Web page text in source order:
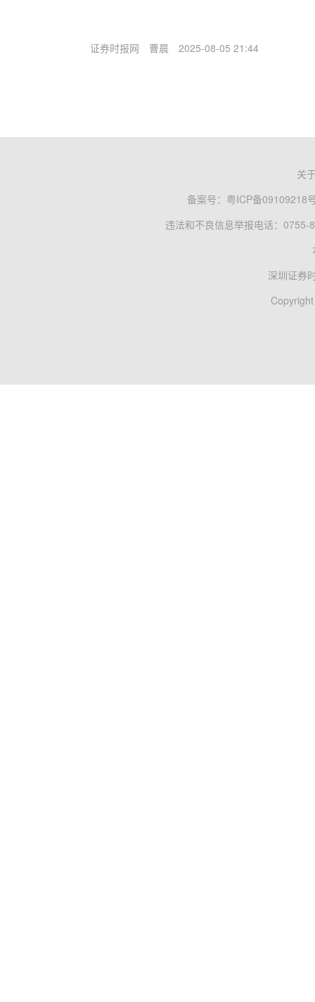
证券时报网 曹晨 2025-08-05 21:44
关
备案号： 粤ICP备09109218
违法和不良信息举报电话：0755-
深圳证券